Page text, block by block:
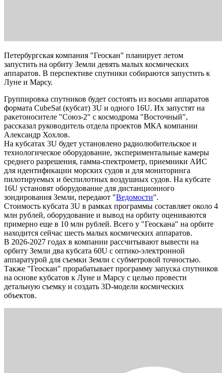
Петербургская компания "Геоскан" планирует летом
запустить на орбиту Земли девять малых космических
аппаратов. В перспективе спутники собираются запустить к
Луне и Марсу.
Группировка спутников будет состоять из восьми аппаратов
формата CubeSat (кубсат) 3U и одного 16U. Их запустят на
ракетоносителе "Союз-2" с космодрома "Восточный",
рассказал руководитель отдела проектов МКА компании
Александр Хохлов.
На кубсатах 3U будет установлено радиолюбительское и
технологическое оборудование, экспериментальные камеры
среднего разрешения, гамма-спектрометр, приемники АИС
для идентификации морских судов и для мониторинга
пилотируемых и беспилотных воздушных судов. На кубсате
16U установят оборудование для дистанционного
зондирования Земли, передают "Ведомости".
Стоимость кубсата 3U в рамках программы составляет около 4
млн рублей, оборудование и вывод на орбиту оцениваются
примерно еще в 10 млн рублей. Всего у "Геоскана" на орбите
находится сейчас шесть малых космических аппаратов.
В 2026-2027 годах в компании рассчитывают вывести на
орбиту Земли два кубсата 60U с оптико-электронной
аппаратурой для съемки Земли с субметровой точностью.
Также "Геоскан" прорабатывает программу запуска спутников
на основе кубсатов к Луне и Марсу с целью провести
детальную съемку и создать 3D-модели космических
объектов.